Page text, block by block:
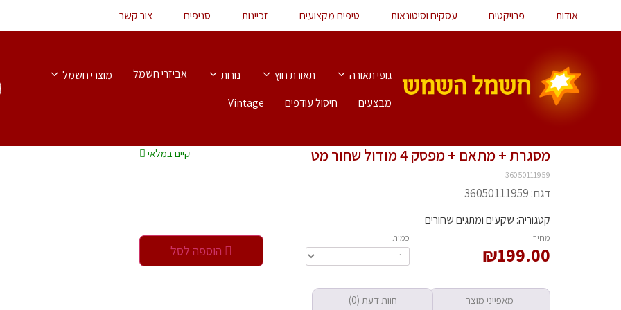
אודות פרויקטים עסקים וסיטונאות טיפים מקצועים זכיינות סניפים צור קשר
גופי תאורה תאורת חוץ נורות אביזרי חשמל
מוצרי חשמל
מבצעים
חיסול עודפים Vintage
מסגרת + מתאם + מפסק 4 מודול שחור מט קיים במלאי‬
36050111959
דגם: 36050111959
קטגוריה: שקעים ומתגים שחורים
‫מחיר‬
₪199.00
‫כמות‬
הוספה לסל
מאפייני מוצר חוות דעת (0)